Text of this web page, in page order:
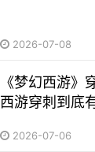
2026-07-08
《梦幻西游》
西游穿刺到底
2026-07-06